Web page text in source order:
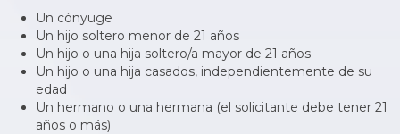
Un cónyuge
Un hijo soltero menor de 21 años
Un hijo o una hija soltero/a mayor de 21 años
Un hijo o una hija casados, independientemente de su
edad
Un hermano o una hermana (el solicitante debe tener 21
años o más)